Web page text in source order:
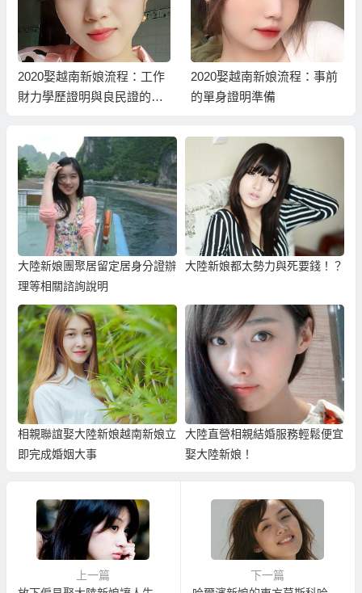
2020娶越南新娘流程：工作
財力學歷證明與良民證的準
2020娶越南新娘流程：事前
的單身證明準備
大陸新娘團聚居留定居身分證辦
理等相關諮詢說明
大陸新娘都太勢力與死要錢！？
相親聯誼娶大陸新娘越南新娘立
即完成婚姻大事
大陸直營相親結婚服務輕鬆便宜
娶大陸新娘！
上一篇
下一篇